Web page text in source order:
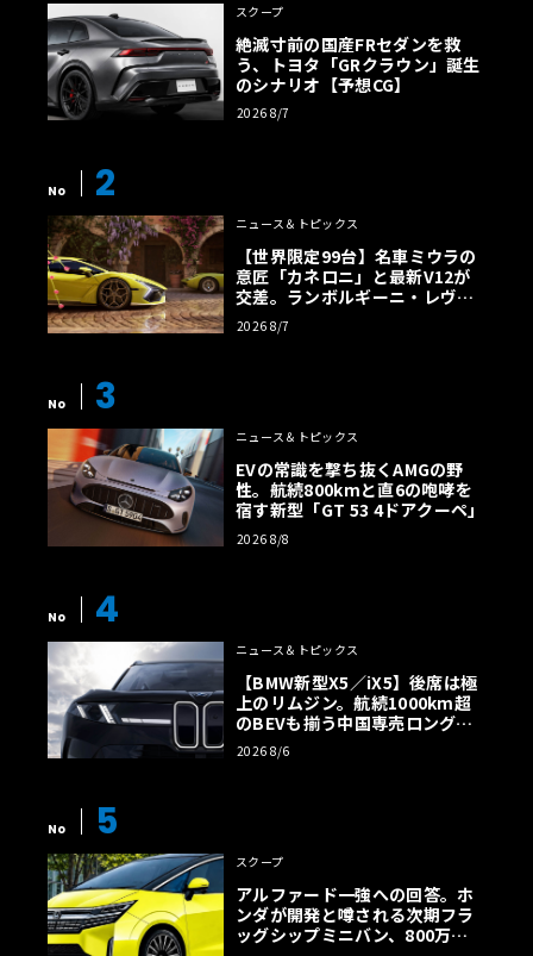
スクープ
絶滅寸前の国産FRセダンを救
う、トヨタ「GRクラウン」誕生
のシナリオ【予想CG】
2026 8/7
No 2
ニュース＆トピックス
【世界限定99台】名車ミウラの
意匠「カネロニ」と最新V12が
交差。ランボルギーニ・レヴエ
ルトに60周年記念車が登場
2026 8/7
No 3
ニュース＆トピックス
EVの常識を撃ち抜くAMGの野
性。航続800kmと直6の咆哮を
宿す新型「GT 53 4ドアクーペ」
2026 8/8
No 4
ニュース＆トピックス
【BMW新型X5／iX5】後席は極
上のリムジン。航続1000km超
のBEVも揃う中国専売ロング仕
様の全貌
2026 8/6
No 5
スクープ
アルファード一強への回答。ホ
ンダが開発と噂される次期フラ
ッグシップミニバン、800万円